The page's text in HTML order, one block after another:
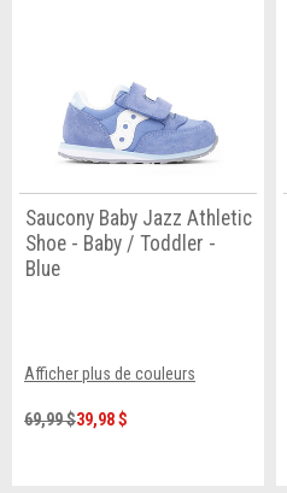
Saucony Baby Jazz Athletic
Shoe - Baby / Toddler -
Blue
Afficher plus de couleurs
69,99 $39,98 $